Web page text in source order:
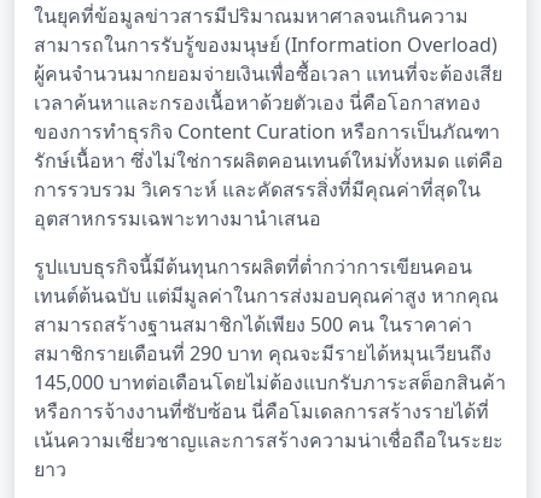
ในยุคที่ข้อมูลข่าวสารมีปริมาณมหาศาลจนเกินความ
สามารถในการรับรู้ของมนุษย์ (Information Overload)
ผู้คนจำนวนมากยอมจ่ายเงินเพื่อซื้อเวลา แทนที่จะต้องเสีย
เวลาค้นหาและกรองเนื้อหาด้วยตัวเอง นี่คือโอกาสทอง
ของการทำธุรกิจ Content Curation หรือการเป็นภัณฑา
รักษ์เนื้อหา ซึ่งไม่ใช่การผลิตคอนเทนต์ใหม่ทั้งหมด แต่คือ
การรวบรวม วิเคราะห์ และคัดสรรสิ่งที่มีคุณค่าที่สุดใน
อุตสาหกรรมเฉพาะทางมานำเสนอ
รูปแบบธุรกิจนี้มีต้นทุนการผลิตที่ต่ำกว่าการเขียนคอน
เทนต์ต้นฉบับ แต่มีมูลค่าในการส่งมอบคุณค่าสูง หากคุณ
สามารถสร้างฐานสมาชิกได้เพียง 500 คน ในราคาค่า
สมาชิกรายเดือนที่ 290 บาท คุณจะมีรายได้หมุนเวียนถึง
145,000 บาทต่อเดือนโดยไม่ต้องแบกรับภาระสต็อกสินค้า
หรือการจ้างงานที่ซับซ้อน นี่คือโมเดลการสร้างรายได้ที่
เน้นความเชี่ยวชาญและการสร้างความน่าเชื่อถือในระยะ
ยาว